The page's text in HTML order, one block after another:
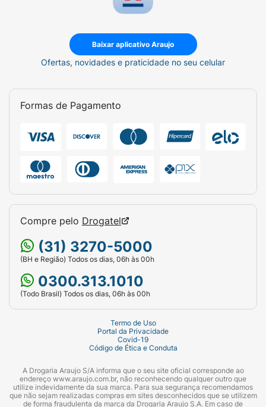
Baixar aplicativo Araujo
Ofertas, novidades e praticidade no seu celular
Formas de Pagamento
Compre pelo Drogatel
(31) 3270-5000
(BH e Região) Todos os dias, 06h às 00h
0300.313.1010
(Todo Brasil) Todos os dias, 06h às 00h
Termo de Uso
Portal da Privacidade
Covid-19
Código de Ética e Conduta
A Drogaria Araujo S/A informa que o seu site oficial corresponde ao
endereço www.araujo.com.br, não reconhecendo qualquer outro que
utilize indevidamente da sua marca. Para sua segurança recomendamos
que não sejam realizadas compras em sites desconhecidos que se utilizem
de forma fraudulenta da marca da Drogaria Araujo S.A. Em caso de